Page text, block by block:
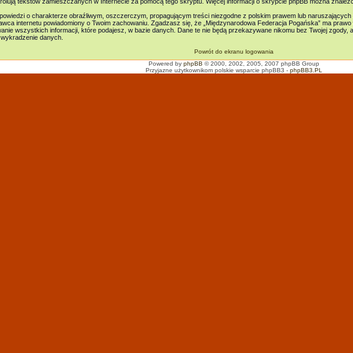
o charakterze obraźliwym, oszczerczym, propagującym treści niezgodne z polskim prawem lub
internetu powiadomiony o Twoim zachowaniu. Zgadzasz się, że „Międzynarodowa Federacja Pogańska” ma
wszystkich informacji, które podajesz, w bazie danych. Dane te nie będą przekazywane nikomu bez Twojej zgody,
danych.
Powrót do ekranu logowania
Powered by phpBB © 2000, 2002, 2005, 2007 phpBB Group
Przyjazne użytkownikom polskie wsparcie phpBB3 - phpBB3.PL